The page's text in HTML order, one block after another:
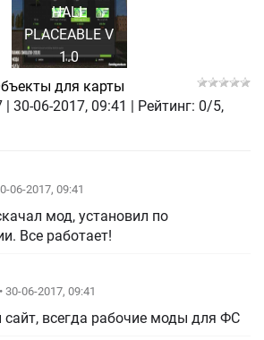
HALL
PLACEABLE V
1.0
для карты
30-06-2017, 09:41
06-2017, 09:41
мод, установил по
Все работает!
• 30-06-2017, 09:41
сайт, всегда рабочие моды для ФС